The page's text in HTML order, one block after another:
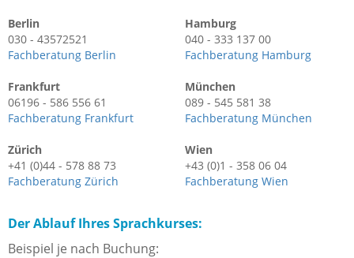
Berlin
030 - 43572521
Fachberatung Berlin
Hamburg
040 - 333 137 00
Fachberatung Hamburg
Frankfurt
06196 - 586 556 61
Fachberatung Frankfurt
München
089 - 545 581 38
Fachberatung München
Zürich
+41 (0)44 - 578 88 73
Fachberatung Zürich
Wien
+43 (0)1 - 358 06 04
Fachberatung Wien
Der Ablauf Ihres Sprachkurses:
Beispiel je nach Buchung: